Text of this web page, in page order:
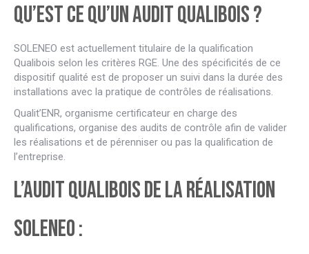
Qu’est ce qu’un audit Qualibois ?
SOLENEO est actuellement titulaire de la qualification
Qualibois selon les critères RGE. Une des spécificités de ce
dispositif qualité est de proposer un suivi dans la durée des
installations avec la pratique de contrôles de réalisations.
Qualit’ENR, organisme certificateur en charge des
qualifications, organise des audits de contrôle afin de valider
les réalisations et de pérenniser ou pas la qualification de
l’entreprise.
L’audit Qualibois de la réalisation
SOLENEO :